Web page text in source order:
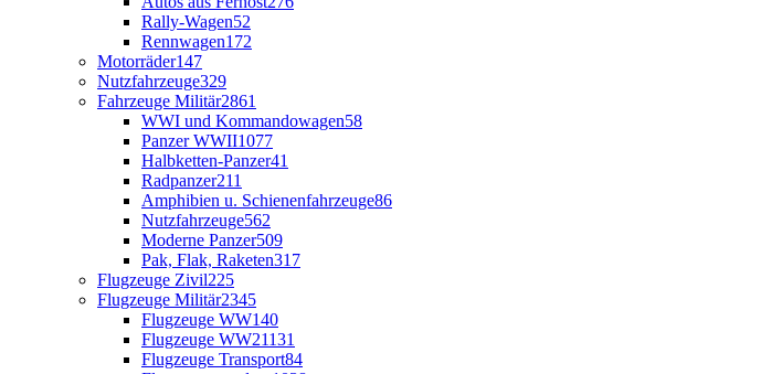
Rally-Wagen52
Rennwagen172
Motorräder147
Nutzfahrzeuge329
Fahrzeuge Militär2861
WWI und Kommandowagen58
Panzer WWII1077
Halbketten-Panzer41
Radpanzer211
Amphibien u. Schienenfahrzeuge86
Nutzfahrzeuge562
Moderne Panzer509
Pak, Flak, Raketen317
Flugzeuge Zivil225
Flugzeuge Militär2345
Flugzeuge WW140
Flugzeuge WW21131
Flugzeuge Transport84